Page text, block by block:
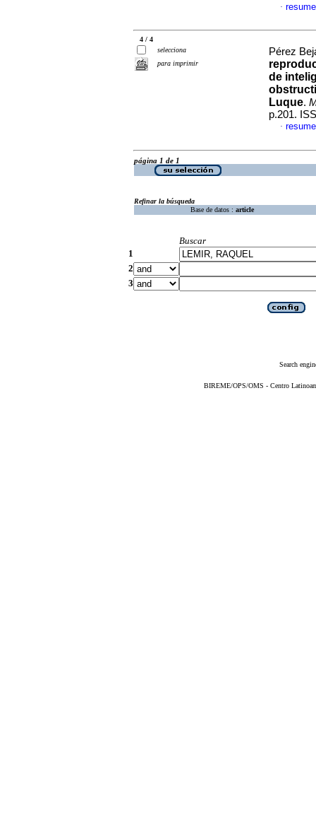
·
4 / 4
selecciona
para imprimir
Pérez
de
Luque.
p.201.
·
página 1 de 1
Refinar la búsqueda
Base de datos : article
Buscar
1
2
3
Search
BIREME/OPS/OMS - Centro